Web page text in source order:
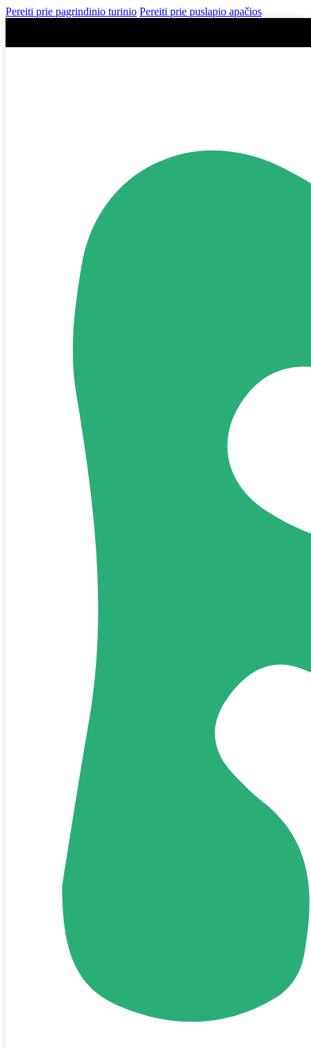
Pereiti prie pagrindinio turinio Pereiti prie puslapio apačios